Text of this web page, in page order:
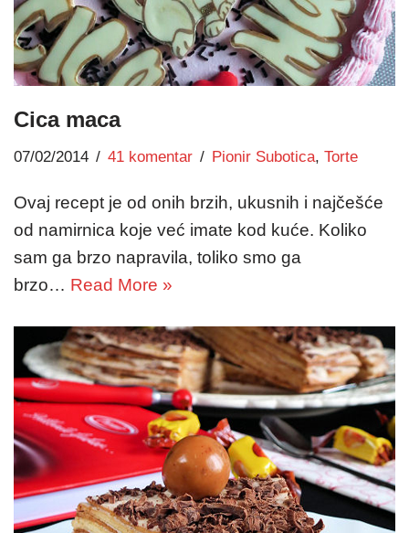
Cica maca
07/02/2014 41 komentar Pionir Subotica, Torte
Ovaj recept je od onih brzih, ukusnih i najčešće
od namirnica koje već imate kod kuće. Koliko
sam ga brzo napravila, toliko smo ga
brzo… Read More »